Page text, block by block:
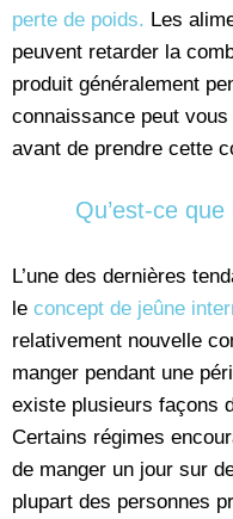
perte de poids. Les
peuvent retarder la
produit généralement
connaissance peut
avant de prendre cette
Qu’est-ce
L’une des dernières
le concept de jeûne
relativement nouvelle
manger pendant une
existe plusieurs façons
Certains régimes
de manger un jour sur
plupart des personnes